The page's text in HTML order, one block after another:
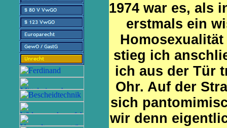
1974 war es, als
erstmals ein
stieg ich
ich aus der Tür
Ohr. Auf der
sich
wir denn